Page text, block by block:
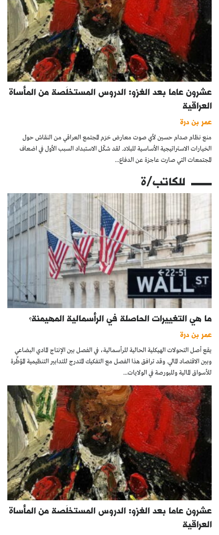
عشرون عاما بعد الغزو: الدروس المستخلَصة من المأساة
العراقية
عمر بن درة
منع نظام صدام حسين لأي صوت معارض حَرَم المجتمع العراقي من النقاش حول
الخيارات الاستراتيجية الأساسية للبلاد. لقد شكّل الاستبداد السبب الأول في اضعاف
المجتمعات التي صارت عاجزة عن الدفاع...
للكاتب/ة
ما هي التغييرات الحاصلة في الرأسمالية المهيمنة؟
عمر بن درة
يقع أصل التحولات الهيكلية الحالية للرأسمالية، في الفصل بين الإنتاج المادي البضاعي
وبين الاقتصاد المالي. وقد ترافق هذا الفصل مع التفكيك المتدرج للتدابير التنظيمية المؤطِّرة
للأسواق المالية وللبورصة في الولايات...
عشرون عاما بعد الغزو: الدروس المستخلَصة من المأساة
العراقية